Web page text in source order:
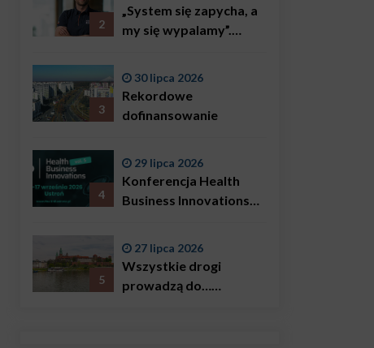
2
„System się zapycha, a
my się wypalamy”.
Bączkowski, mówi
wprost: problemem są
3
30 lipca 2026
Rekordowe
dofinansowanie
4
29 lipca 2026
Konferencja Health
Business Innovations
5
27 lipca 2026
Wszystkie drogi
prowadzą do…